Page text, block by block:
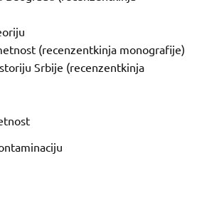
(recenzentkinja monografije)
Srbije (recenzentkinja